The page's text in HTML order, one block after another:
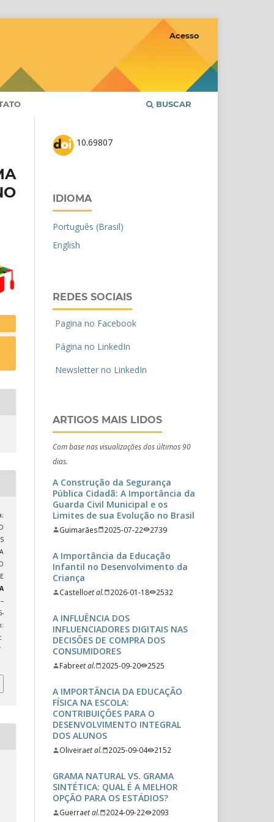
BUSCAR
Acesso
10.69807
IDIOMA
Português (Brasil)
English
REDES SOCIAIS
Pagina no Facebook
Página no LinkedIn
Newsletter no LinkedIn
ARTIGOS MAIS LIDOS
Com base nas visualizações dos últimos 90
dias.
A Construção da Segurança
Pública Cidadã: A Importância da
Guarda Civil Municipal e os
Limites de sua Evolução no Brasil
Guimarães 2025-07-22 2739
A Importância da Educação
Infantil no Desenvolvimento da
Criança
Castelloet al. 2026-01-18 2532
A INFLUÊNCIA DOS
INFLUENCIADORES DIGITAIS NAS
DECISÕES DE COMPRA DOS
CONSUMIDORES
Fabreet al. 2025-09-20 2525
A IMPORTÂNCIA DA EDUCAÇÃO
FÍSICA NA ESCOLA:
CONTRIBUIÇÕES PARA O
DESENVOLVIMENTO INTEGRAL
DOS ALUNOS
Oliveiraet al. 2025-09-04 2152
GRAMA NATURAL VS. GRAMA
SINTÉTICA: QUAL É A MELHOR
OPÇÃO PARA OS ESTÁDIOS?
Guerraet al. 2024-09-22 2093